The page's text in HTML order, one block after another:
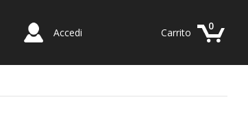
Accedi
0
Carrito